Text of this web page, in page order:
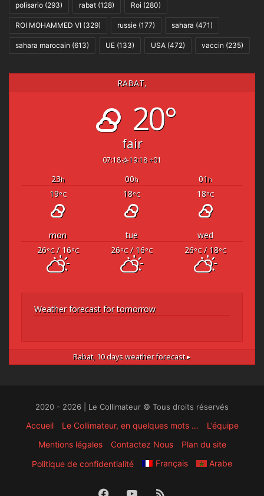
polisario (293) rabat (128) Roi (280)
ROI MOHAMMED VI (329) russie (177) sahara (471)
sahara marocain (613) UE (133) USA (472) vaccin (235)
RABAT,
20°
fair
07:18 19:18 +01
23h 00h 01 h
19°C 18°C 18°C
mon tue
wed
26°C/ 16°C 26°C/ 16°C 26°C/ 18°C
Weather forecast for tomorrow
Rabat, 10 days weather forecast ▸
2020 - 2026 | Le Collimateur © Tous droits réservés
Accueil Le Collimateur, en quelques mots …
L’équipe
Mentions légales
Contactez Nous
Plan du site
Politique de confidentialité
Français Arabe